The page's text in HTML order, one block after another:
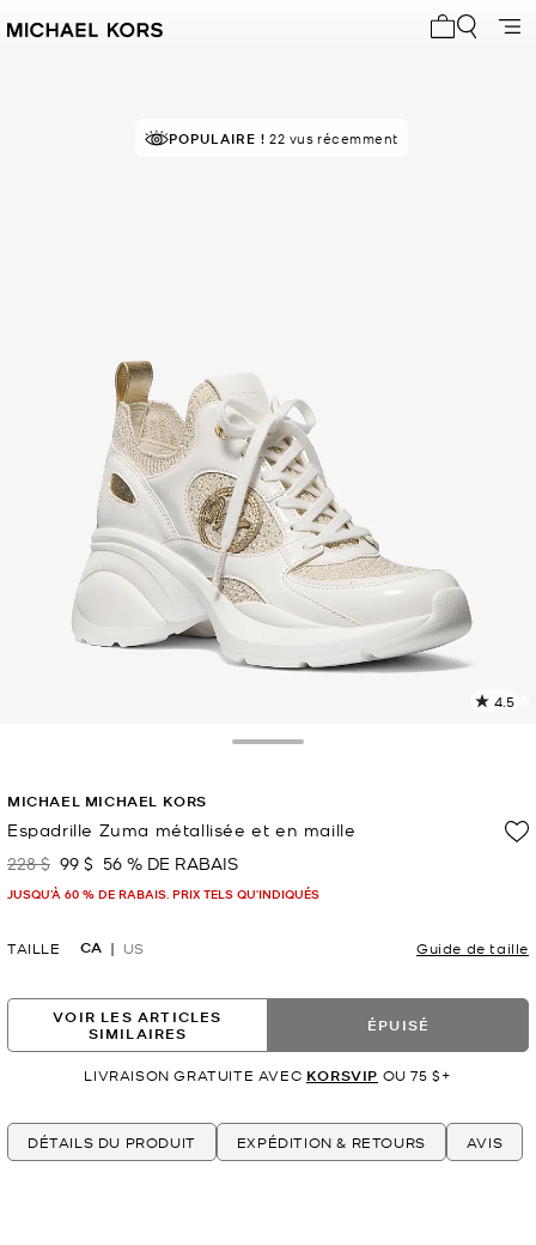
POPULAIRE ! 22 vus récemment
4.5
MICHAEL MICHAEL KORS
Espadrille Zuma métallisée et en maille
était
228 $ maintenant
99 $ 56 % DE RABAIS
JUSQU’À 60 % DE RABAIS. PRIX TELS QU'INDIQUÉS
TAILLE CA US Guide de taille
VOIR LES ARTICLES
SIMILAIRES
ÉPUISÉ
LIVRAISON GRATUITE AVEC KORSVIP OU 75 $+
DÉTAILS DU PRODUIT EXPÉDITION & RETOURS AVIS